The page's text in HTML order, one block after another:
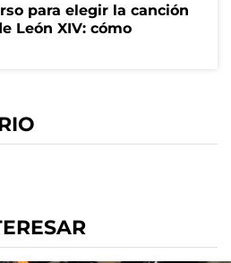
para elegir la canción
León XIV: cómo